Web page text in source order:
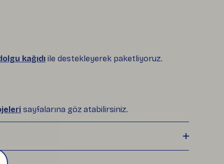
kağıdı ile destekleyerek paketliyoruz.
sayfalarına göz atabilirsiniz.
ile size gönderilir. Kargonuz yola